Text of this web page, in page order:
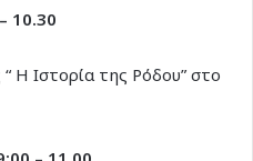
– 10.30
Η Ιστορία της Ρόδου” στο